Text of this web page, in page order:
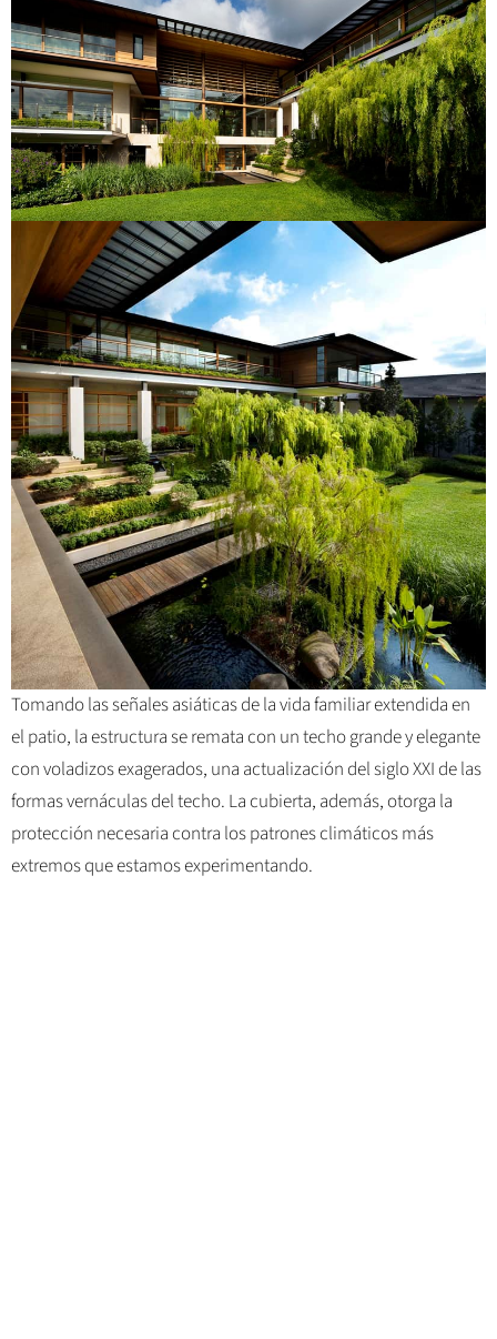
Tomando las señales asiáticas de la vida familiar extendida en
el patio, la estructura se remata con un techo grande y elegante
con voladizos exagerados, una actualización del siglo XXI de las
formas vernáculas del techo. La cubierta, además, otorga la
protección necesaria contra los patrones climáticos más
extremos que estamos experimentando.